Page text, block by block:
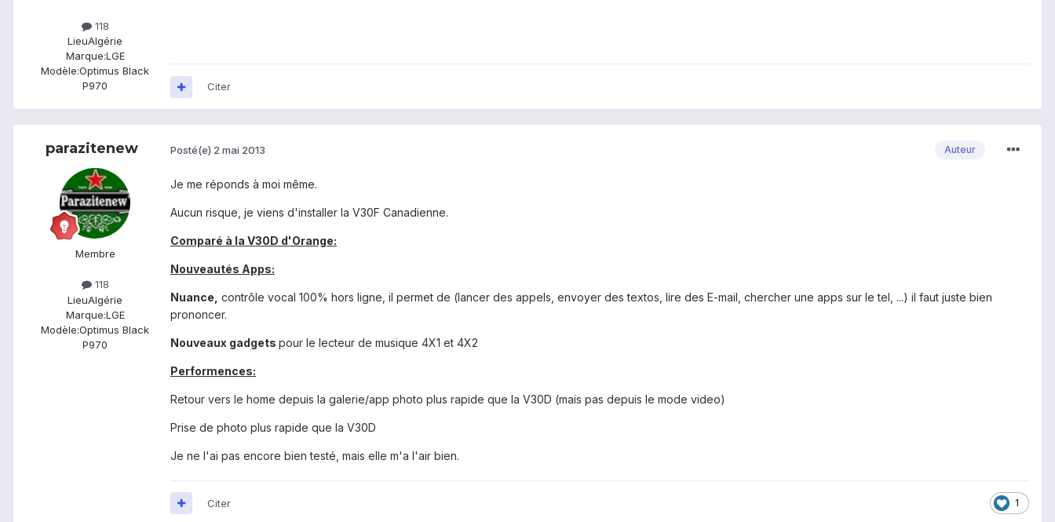
118
LieuAlgérie
Marque:LGE
Modèle:Optimus Black
P970
Citer
parazitenew
Membre
118
LieuAlgérie
Marque:LGE
Modèle:Optimus Black
P970
Auteur
Posté(e) 2 mai 2013
Je me réponds à moi même.
Aucun risque, je viens d'installer la V30F Canadienne.
Comparé à la V30D d'Orange:
Nouveautés Apps:
Nuance, contrôle vocal 100% hors ligne, il permet de (lancer des appels, envoyer des textos, lire des E-mail, chercher une apps sur le tel, ...) il faut juste bien
prononcer.
Nouveaux gadgets pour le lecteur de musique 4X1 et 4X2
Performences:
Retour vers le home depuis la galerie/app photo plus rapide que la V30D (mais pas depuis le mode video)
Prise de photo plus rapide que la V30D
Je ne l'ai pas encore bien testé, mais elle m'a l'air bien.
1
Citer